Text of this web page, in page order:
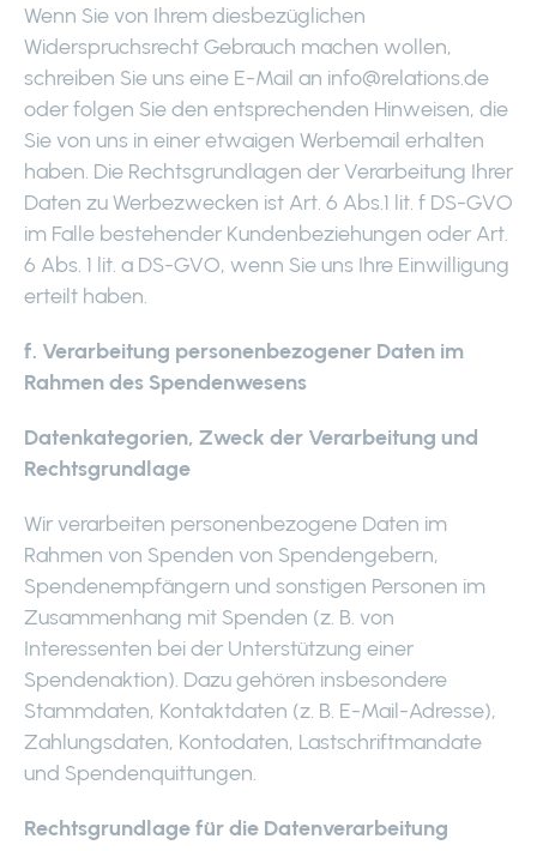
Wenn Sie von Ihrem diesbezüglichen
Widerspruchsrecht Gebrauch machen wollen,
schreiben Sie uns eine E-Mail an info@relations.de
oder folgen Sie den entsprechenden Hinweisen, die
Sie von uns in einer etwaigen Werbemail erhalten
haben. Die Rechtsgrundlagen der Verarbeitung Ihrer
Daten zu Werbezwecken ist Art. 6 Abs.1 lit. f DS-GVO
im Falle bestehender Kundenbeziehungen oder Art.
6 Abs. 1 lit. a DS-GVO, wenn Sie uns Ihre Einwilligung
erteilt haben.
f. Verarbeitung personenbezogener Daten im
Rahmen des Spendenwesens
Datenkategorien, Zweck der Verarbeitung und
Rechtsgrundlage
Wir verarbeiten personenbezogene Daten im
Rahmen von Spenden von Spendengebern,
Spendenempfängern und sonstigen Personen im
Zusammenhang mit Spenden (z. B. von
Interessenten bei der Unterstützung einer
Spendenaktion). Dazu gehören insbesondere
Stammdaten, Kontaktdaten (z. B. E-Mail-Adresse),
Zahlungsdaten, Kontodaten, Lastschriftmandate
und Spendenquittungen.
Rechtsgrundlage für die Datenverarbeitung